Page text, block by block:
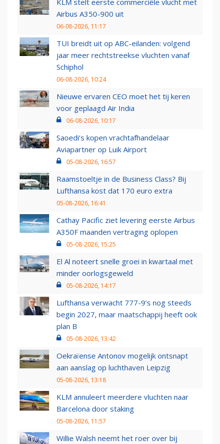
KLM stelt eerste commerciële vlucht met
Airbus A350-900 uit
06-08-2026, 11:17
TUI breidt uit op ABC-eilanden: volgend
jaar meer rechtstreekse vluchten vanaf
Schiphol
06-08-2026, 10:24
Nieuwe ervaren CEO moet het tij keren
voor geplaagd Air India
06-08-2026, 10:17
Saoedi’s kopen vrachtafhandelaar
Aviapartner op Luik Airport
05-08-2026, 16:57
Raamstoeltje in de Business Class? Bij
Lufthansa kost dat 170 euro extra
05-08-2026, 16:41
Cathay Pacific ziet levering eerste Airbus
A350F maanden vertraging oplopen
05-08-2026, 15:25
El Al noteert snelle groei in kwartaal met
minder oorlogsgeweld
05-08-2026, 14:17
Lufthansa verwacht 777-9’s nog steeds
begin 2027, maar maatschappij heeft ook
plan B
05-08-2026, 13:42
Oekraïense Antonov mogelijk ontsnapt
aan aanslag op luchthaven Leipzig
05-08-2026, 13:18
KLM annuleert meerdere vluchten naar
Barcelona door staking
05-08-2026, 11:57
Willie Walsh neemt het roer over bij